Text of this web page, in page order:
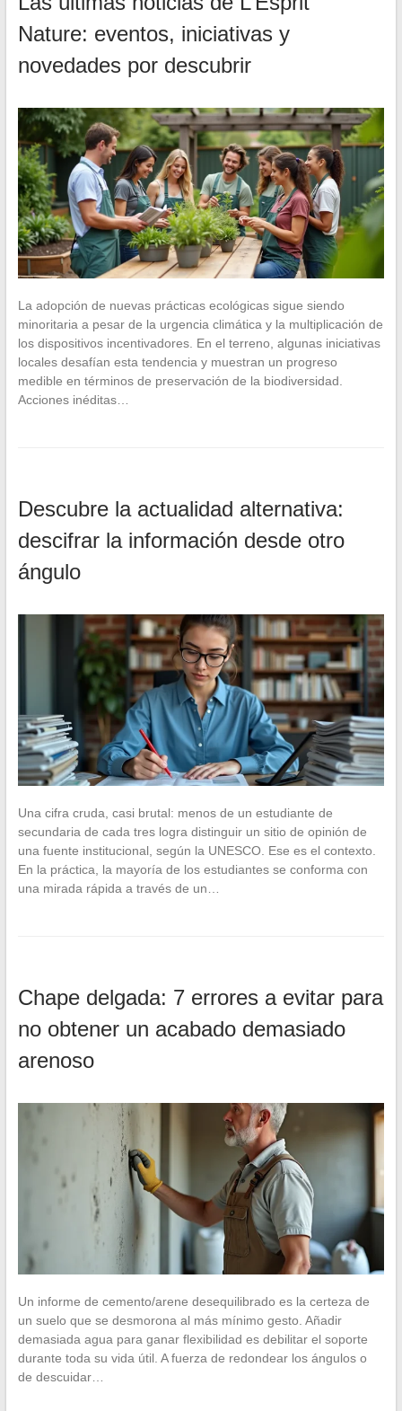
Nature: eventos, iniciativas y
novedades por descubrir
La adopción de nuevas prácticas ecológicas sigue siendo
minoritaria a pesar de la urgencia climática y la multiplicación de
los dispositivos incentivadores. En el terreno, algunas iniciativas
locales desafían esta tendencia y muestran un progreso
medible en términos de preservación de la biodiversidad.
Acciones inéditas…
Descubre la actualidad alternativa:
descifrar la información desde otro
ángulo
Una cifra cruda, casi brutal: menos de un estudiante de
secundaria de cada tres logra distinguir un sitio de opinión de
una fuente institucional, según la UNESCO. Ese es el contexto.
En la práctica, la mayoría de los estudiantes se conforma con
una mirada rápida a través de un…
Chape delgada: 7 errores a evitar para
no obtener un acabado demasiado
arenoso
Un informe de cemento/arene desequilibrado es la certeza de
un suelo que se desmorona al más mínimo gesto. Añadir
demasiada agua para ganar flexibilidad es debilitar el soporte
durante toda su vida útil. A fuerza de redondear los ángulos o
de descuidar…